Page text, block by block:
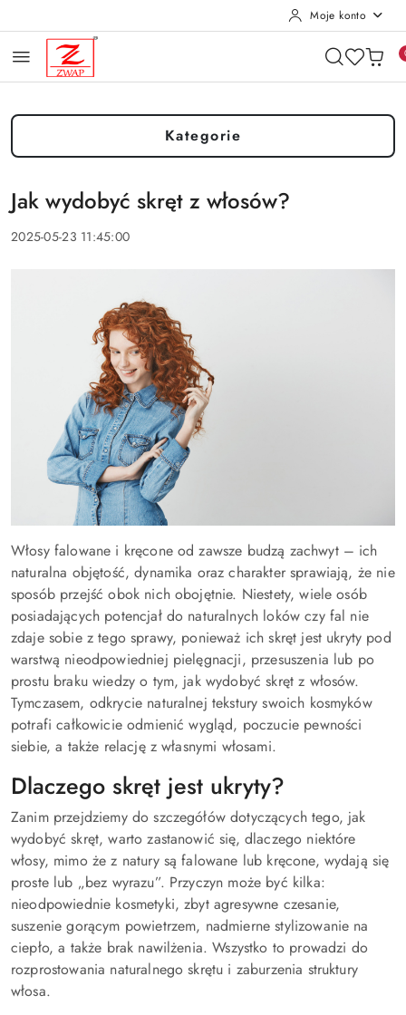
Moje konto
Kategorie
Jak wydobyć skręt z włosów?
2025-05-23 11:45:00
Włosy falowane i kręcone od zawsze budzą zachwyt – ich
naturalna objętość, dynamika oraz charakter sprawiają, że nie
sposób przejść obok nich obojętnie. Niestety, wiele osób
posiadających potencjał do naturalnych loków czy fal nie
zdaje sobie z tego sprawy, ponieważ ich skręt jest ukryty pod
warstwą nieodpowiedniej pielęgnacji, przesuszenia lub po
prostu braku wiedzy o tym, jak wydobyć skręt z włosów.
Tymczasem, odkrycie naturalnej tekstury swoich kosmyków
potrafi całkowicie odmienić wygląd, poczucie pewności
siebie, a także relację z własnymi włosami.
Dlaczego skręt jest ukryty?
Zanim przejdziemy do szczegółów dotyczących tego, jak
wydobyć skręt, warto zastanowić się, dlaczego niektóre
włosy, mimo że z natury są falowane lub kręcone, wydają się
proste lub „bez wyrazu”. Przyczyn może być kilka:
nieodpowiednie kosmetyki, zbyt agresywne czesanie,
suszenie gorącym powietrzem, nadmierne stylizowanie na
ciepło, a także brak nawilżenia. Wszystko to prowadzi do
rozprostowania naturalnego skrętu i zaburzenia struktury
włosa.